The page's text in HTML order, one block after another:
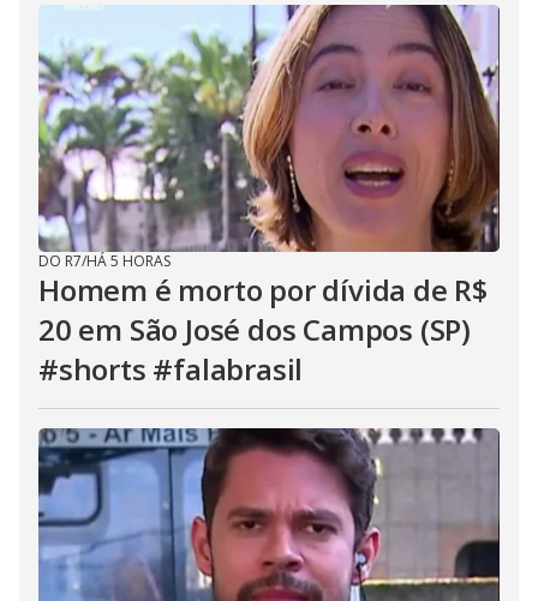
DO R7/HÁ 5 HORAS
Homem é morto por dívida de R$
20 em São José dos Campos (SP)
#shorts #falabrasil